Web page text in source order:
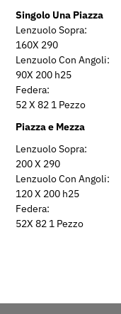
Singolo Una Piazza
Lenzuolo Sopra:
160X 290
Lenzuolo Con Angoli:
90X 200 h25
Federa:
52 X 82 1 Pezzo
Piazza e Mezza
Lenzuolo Sopra:
200 X 290
Lenzuolo Con Angoli:
120 X 200 h25
Federa:
52X 82 1 Pezzo